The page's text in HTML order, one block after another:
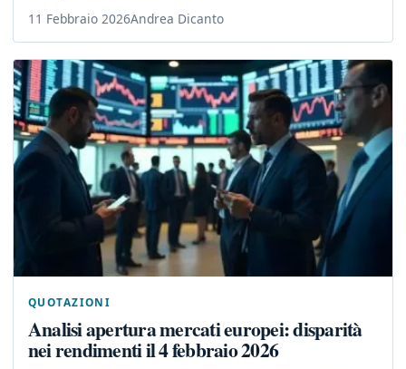
11 Febbraio 2026Andrea Dicanto
QUOTAZIONI
Analisi apertura mercati europei: disparità
nei rendimenti il 4 febbraio 2026